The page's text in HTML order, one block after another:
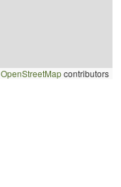
OpenStreetMapcontributors